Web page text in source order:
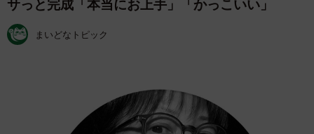
サっと完成「本当にお上手」「かっこいい」
まいどなトピック